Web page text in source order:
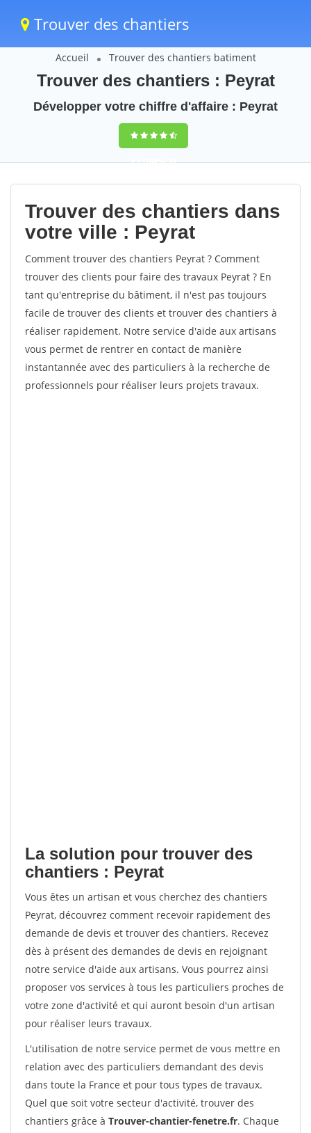
Trouver des chantiers
Accueil Trouver des chantiers batiment
Trouver des chantiers : Peyrat
Développer votre chiffre d'affaire : Peyrat
9,5(100%)39
votes
Trouver des chantiers dans
votre ville : Peyrat
Comment trouver des chantiers Peyrat ? Comment
trouver des clients pour faire des travaux Peyrat ? En
tant qu'entreprise du bâtiment, il n'est pas toujours
facile de trouver des clients et trouver des chantiers à
réaliser rapidement. Notre service d'aide aux artisans
vous permet de rentrer en contact de manière
instantannée avec des particuliers à la recherche de
professionnels pour réaliser leurs projets travaux.
La solution pour trouver des
chantiers : Peyrat
Vous êtes un artisan et vous cherchez des chantiers
Peyrat, découvrez comment recevoir rapidement des
demande de devis et trouver des chantiers. Recevez
dès à présent des demandes de devis en rejoignant
notre service d'aide aux artisans. Vous pourrez ainsi
proposer vos services à tous les particuliers proches de
votre zone d'activité et qui auront besoin d'un artisan
pour réaliser leurs travaux.
L'utilisation de notre service permet de vous mettre en
relation avec des particuliers demandant des devis
dans toute la France et pour tous types de travaux.
Quel que soit votre secteur d'activité, trouver des
chantiers grâce à Trouver-chantier-fenetre.fr. Chaque